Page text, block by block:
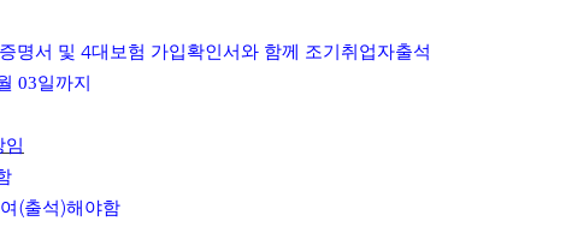
명서 및 4대보험 가입확인서와 함께 조기취업자출석
03일까지
임
(출석)해야함